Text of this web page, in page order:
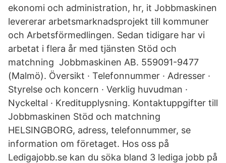
ekonomi och administration, hr, it Jobbmaskinen
levererar arbetsmarknadsprojekt till kommuner
och Arbetsförmedlingen. Sedan tidigare har vi
arbetat i flera år med tjänsten Stöd och
matchning Jobbmaskinen AB. 559091-9477
(Malmö). Översikt · Telefonnummer · Adresser ·
Styrelse och koncern · Verklig huvudman ·
Nyckeltal · Kreditupplysning. Kontaktuppgifter till
Jobbmaskinen Stöd och matchning
HELSINGBORG, adress, telefonnummer, se
information om företaget. Hos oss på
Ledigajobb.se kan du söka bland 3 lediga jobb på